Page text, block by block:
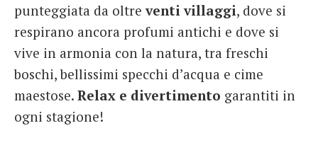
punteggiata da oltreventi villaggi, dove si
respirano ancora profumi antichi e dove si
vive in armonia con la natura, tra freschi
boschi, bellissimi specchi d’acqua e cime
maestose. Relax e divertimento garantiti in
ogni stagione!